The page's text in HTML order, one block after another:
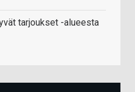
tarjoukset -alueesta